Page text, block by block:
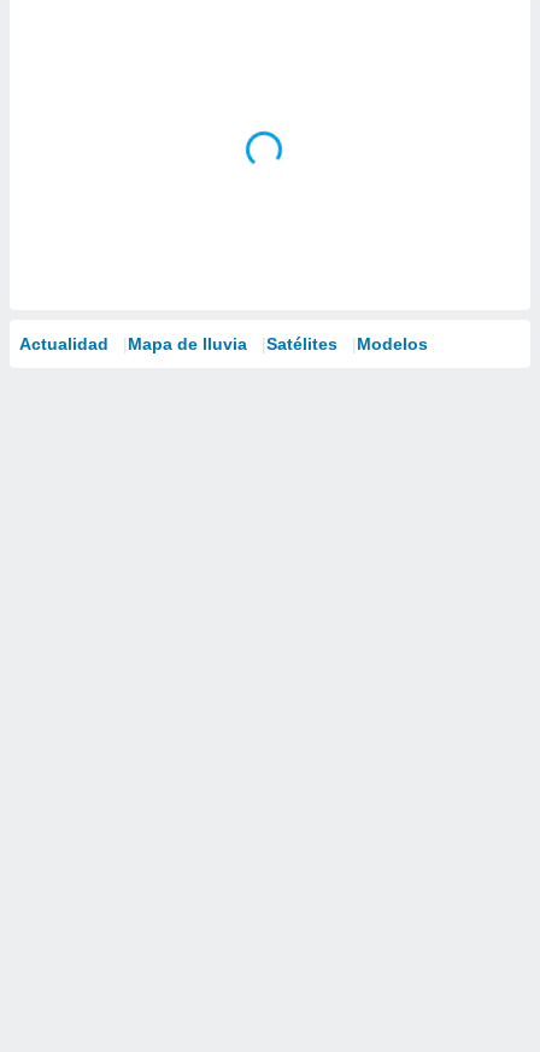
Actualidad Mapa de lluvia Satélites Modelos